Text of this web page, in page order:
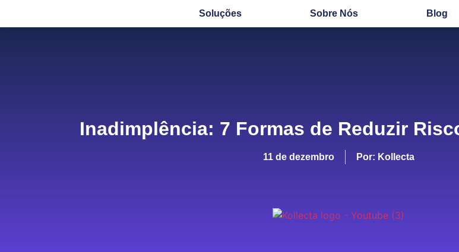
Soluções Sobre Nós Blog
Inadimplência: 7 Formas de Reduzir
11 de dezembro Por: Kollecta